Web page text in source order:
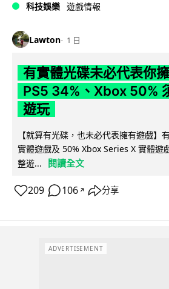
科技娛樂 遊戲情報
Lawton 1 日
有實體光碟未必代表你
PS5 34%、Xbox 50%
遊玩
【就算有光碟，也未必代表擁有遊戲】
實體遊戲及 50% Xbox Series X 實體遊
整遊...
閱讀全文
209 106 ↗ 分享
ADVERTISEMENT